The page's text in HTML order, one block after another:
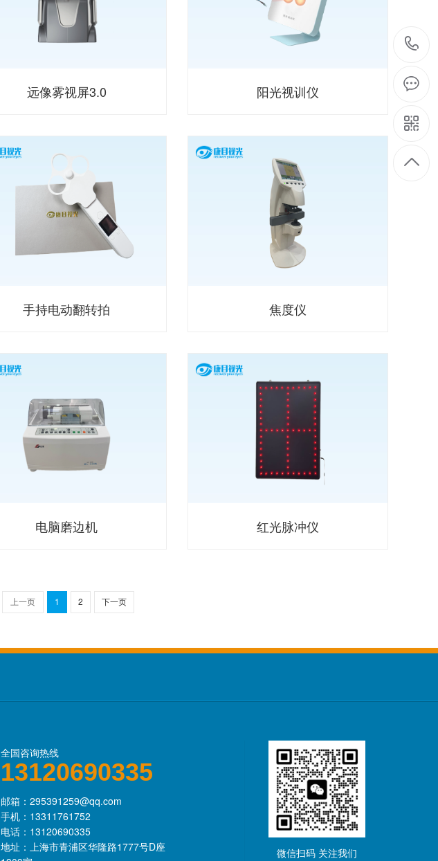
远像雾视屏3.0 阳光视训仪
手持电动翻转拍 焦度仪
电脑磨边机 红光脉冲仪
上一页 1 2 下一页
全国咨询热线
13120690335
邮箱：295391259@qq.com
手机：13311761752
电话：13120690335
地址：上海市青浦区华隆路1777号D座
微信扫码 关注我们